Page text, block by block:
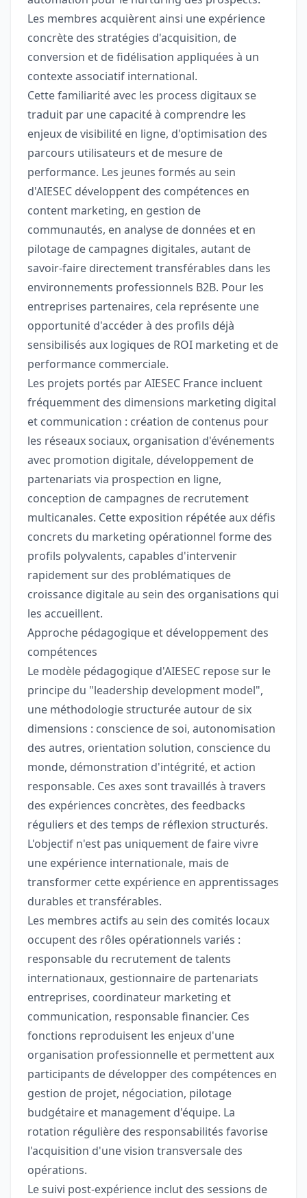
Les membres acquièrent ainsi une expérience
concrète des stratégies d'acquisition, de
conversion et de fidélisation appliquées à un
contexte associatif international.
Cette familiarité avec les process digitaux se
traduit par une capacité à comprendre les
enjeux de visibilité en ligne, d'optimisation des
parcours utilisateurs et de mesure de
performance. Les jeunes formés au sein
d'AIESEC développent des compétences en
content marketing, en gestion de
communautés, en analyse de données et en
pilotage de campagnes digitales, autant de
savoir-faire directement transférables dans les
environnements professionnels B2B. Pour les
entreprises partenaires, cela représente une
opportunité d'accéder à des profils déjà
sensibilisés aux logiques de ROI marketing et de
performance commerciale.
Les projets portés par AIESEC France incluent
fréquemment des dimensions marketing digital
et communication : création de contenus pour
les réseaux sociaux, organisation d'événements
avec promotion digitale, développement de
partenariats via prospection en ligne,
conception de campagnes de recrutement
multicanales. Cette exposition répétée aux défis
concrets du marketing opérationnel forme des
profils polyvalents, capables d'intervenir
rapidement sur des problématiques de
croissance digitale au sein des organisations qui
les accueillent.
Approche pédagogique et développement des
compétences
Le modèle pédagogique d'AIESEC repose sur le
principe du "leadership development model",
une méthodologie structurée autour de six
dimensions : conscience de soi, autonomisation
des autres, orientation solution, conscience du
monde, démonstration d'intégrité, et action
responsable. Ces axes sont travaillés à travers
des expériences concrètes, des feedbacks
réguliers et des temps de réflexion structurés.
L'objectif n'est pas uniquement de faire vivre
une expérience internationale, mais de
transformer cette expérience en apprentissages
durables et transférables.
Les membres actifs au sein des comités locaux
occupent des rôles opérationnels variés :
responsable du recrutement de talents
internationaux, gestionnaire de partenariats
entreprises, coordinateur marketing et
communication, responsable financier. Ces
fonctions reproduisent les enjeux d'une
organisation professionnelle et permettent aux
participants de développer des compétences en
gestion de projet, négociation, pilotage
budgétaire et management d'équipe. La
rotation régulière des responsabilités favorise
l'acquisition d'une vision transversale des
opérations.
Le suivi post-expérience inclut des sessions de